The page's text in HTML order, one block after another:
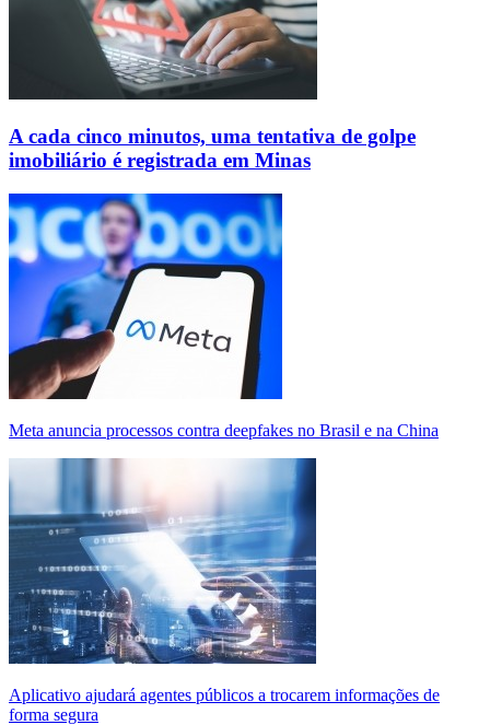
A cada cinco minutos, uma tentativa de golpe
imobiliário é registrada em Minas
Meta anuncia processos contra deepfakes no Brasil e na China
Aplicativo ajudará agentes públicos a trocarem informações de
forma segura